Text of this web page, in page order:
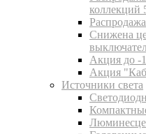
коллекций
Cнижена
Акция до -
Акция
Источники света